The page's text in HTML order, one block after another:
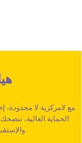
مع لامركزية لا محدودة،
الحماية العالية،
والإستقبال وتخزين رصيد من عملتنا.